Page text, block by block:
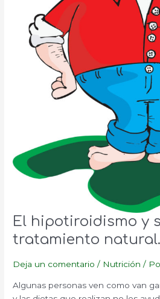
El hipotiroidismo y
tratamiento natural.
Deja un comentario / Nutrición /
Algunas personas ven como van